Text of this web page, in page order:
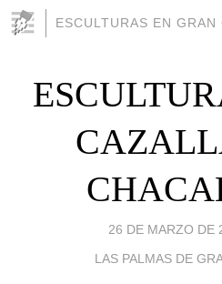
ESCULTURAS EN GRAN
26 DE MARZO DE
LAS PALMAS DE